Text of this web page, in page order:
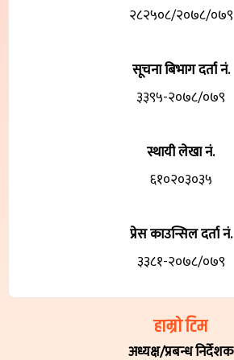
२८२५०८/२०७८/०७९
सूचना बिभाग दर्ता नं.
३३९५-२०७८/०७९
स्थायी लेखा नं.
६१०२०३०३५
प्रेस काउन्सिल दर्ता नं.
३३८१-२०७८/०७९
हाम्रो टिम
अध्यक्ष/प्रबन्ध निर्देशक